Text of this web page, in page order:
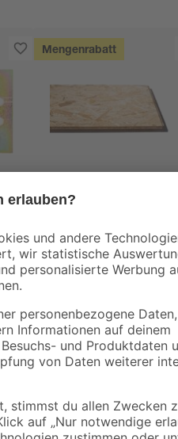
Mengenrabatt
OSB3-Verlegeplatte
'Cityboard'
ungeschliffen 1690 x
5,99
6,41 € / Pack
toom liefert mit dem Scharnier
Lösung für flexible Verbindungen